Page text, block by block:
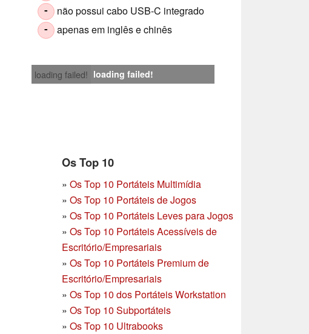
- não possui cabo USB-C integrado
- apenas em inglês e chinês
loading failed! loading failed!
Os Top 10
» Os Top 10 Portáteis Multimídia
» Os Top 10 Portáteis de Jogos
» Os Top 10 Portáteis Leves para Jogos
» Os Top 10 Portáteis Acessíveis de
Escritório/Empresariais
» Os Top 10 Portáteis Premium de
Escritório/Empresariais
» Os Top 10 dos Portáteis Workstation
» Os Top 10 Subportáteis
» Os Top 10 Ultrabooks